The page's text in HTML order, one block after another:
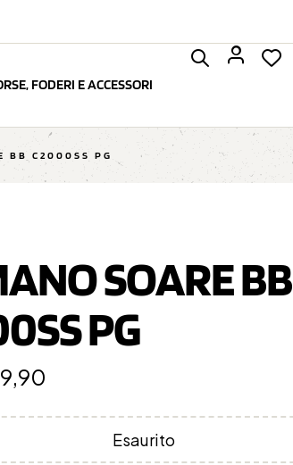
FODERI E ACCESSORI
BB C2000SS PG
SOARE BB
PG
Esaurito